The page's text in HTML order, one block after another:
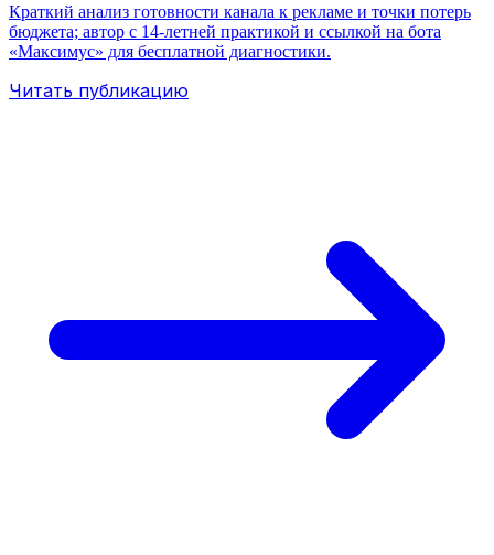
Краткий анализ готовности канала к рекламе и точки потерь
бюджета; автор с 14-летней практикой и ссылкой на бота
«Максимус» для бесплатной диагностики.
Читать публикацию